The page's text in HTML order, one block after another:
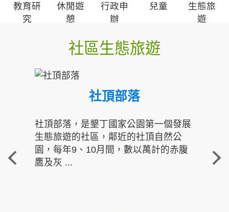
教育研
究
休閒遊
憩
行政申
辦
兒童
生態旅
遊
社區生態旅遊
社頂部落
社頂部落，是墾丁國家公園第一個發展
生態旅遊的社區，鄰近的社頂自然公
園，每年9、10月間，數以萬計的赤腹
鷹及灰 ...
重
走進